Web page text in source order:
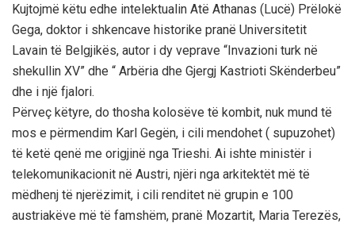
Kujtojmë këtu edhe intelektualin Atë Athanas (Lucë) Prëlokë
Gega, doktor i shkencave historike pranë Universitetit
Lavain të Belgjikës, autor i dy veprave “Invazioni turk në
shekullin XV” dhe “ Arbëria dhe Gjergj Kastrioti Skënderbeu”
dhe i një fjalori.
Përveç këtyre, do thosha kolosëve të kombit, nuk mund të
mos e përmendim Karl Gegën, i cili mendohet ( supuzohet)
të ketë qenë me origjinë nga Trieshi. Ai ishte ministër i
telekomunikacionit në Austri, njëri nga arkitektët më të
mëdhenj të njerëzimit, i cili renditet në grupin e 100
austriakëve më të famshëm, pranë Mozartit, Maria Terezës,